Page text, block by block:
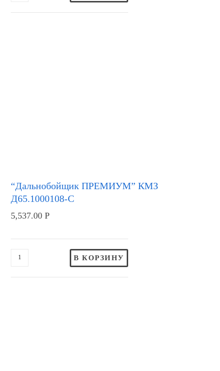
“Дальнобойщик ПРЕМИУМ” КМЗ
Д65.1000108-С
5,537.00Р
В КОРЗИНУ